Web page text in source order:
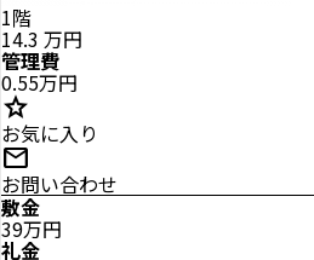
1階
14.3 万円
管理費
0.55万円
star
お気に入り
mail
お問い合わせ
敷金
39万円
礼金